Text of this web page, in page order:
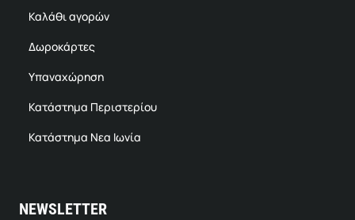
Καλάθι αγορών
Δωροκάρτες
Υπαναχώρηση
Κατάστημα Περιστερίου
Κατάστημα Νεα Ιωνία
NEWSLETTER